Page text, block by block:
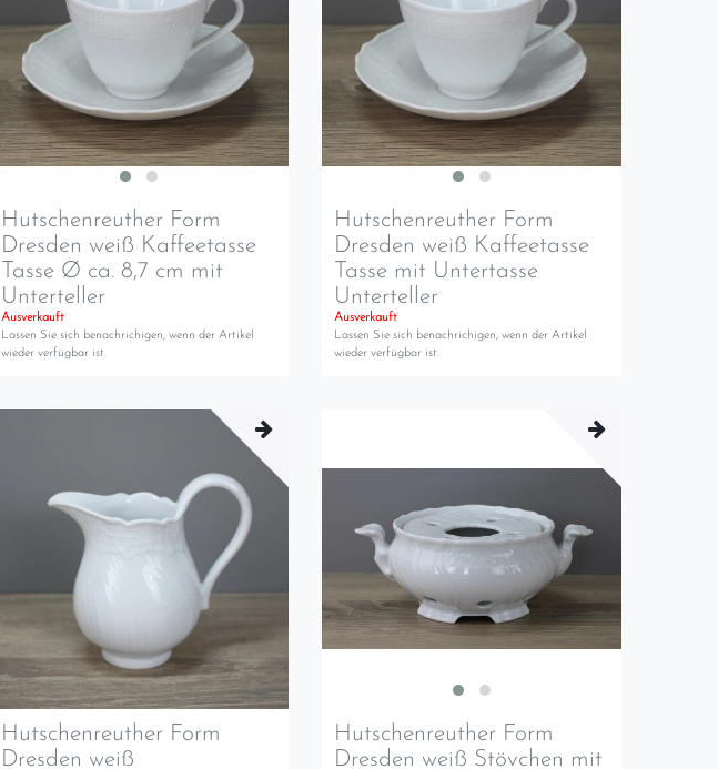
Hutschenreuther Form
Dresden weiß Kaffeetasse
Tasse Ø ca. 8,7 cm mit
Unterteller
Ausverkauft
Lassen Sie sich benachrichigen, wenn der Artikel
wieder verfügbar ist.
Hutschenreuther Form
Dresden weiß Kaffeetasse
Tasse mit Untertasse
Unterteller
Ausverkauft
Lassen Sie sich benachrichigen, wenn der Artikel
wieder verfügbar ist.
Hutschenreuther Form
Dresden weiß
Hutschenreuther Form
Dresden weiß Stövchen mit